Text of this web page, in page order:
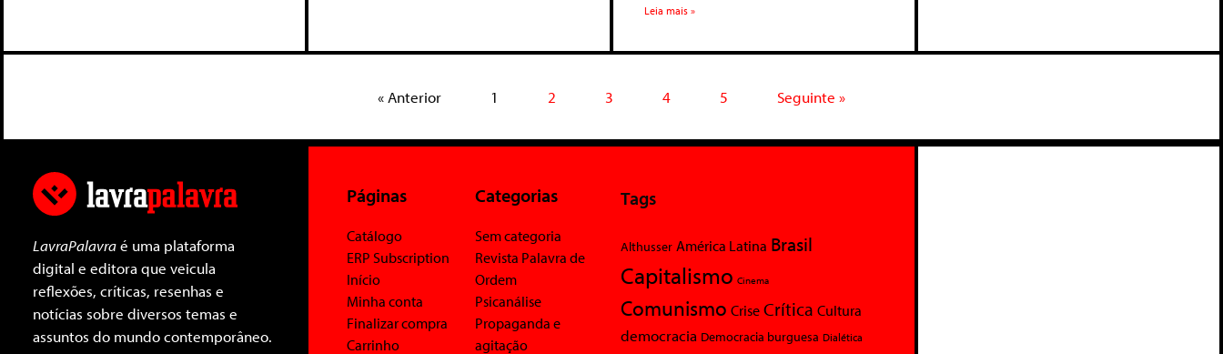
Leia mais »
« Anterior 1 2 3 4 5 Seguinte »
LavraPalavraé uma plataforma
digital e editora que veicula
reflexões, críticas, resenhas e
notícias sobre diversos temas e
assuntos do mundo contemporâneo.
Páginas
Catálogo
ERP Subscription
Início
Minha conta
Finalizar compra
Carrinho
Categorias
Sem categoria
Revista Palavra de
Ordem
Psicanálise
Propaganda e
agitação
Tags
Althusser América Latina Brasil
Capitalismo Cinema
Comunismo Crise Crítica Cultura
democracia Democracia burguesa Dialética